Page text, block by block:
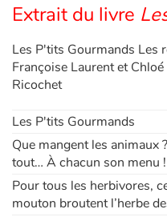
Extrait du livre
Les P'tits Gourmands Les
Françoise Laurent et
Ricochet
Les P'tits Gourmands
Que mangent les animaux
tout… À chacun son menu !
Pour tous les herbivores,
mouton broutent l’herbe